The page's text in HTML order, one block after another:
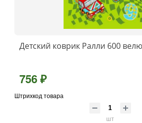
Детский коврик Ралли 600
756 ₽
Штрихкод товара
шт